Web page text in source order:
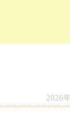
2026